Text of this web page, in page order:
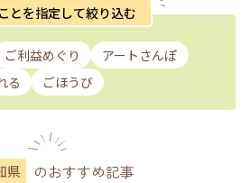
とを指定して絞り込む
ご利益めぐり
アートさんぽ
る ごほうび
県 のおすすめ記事